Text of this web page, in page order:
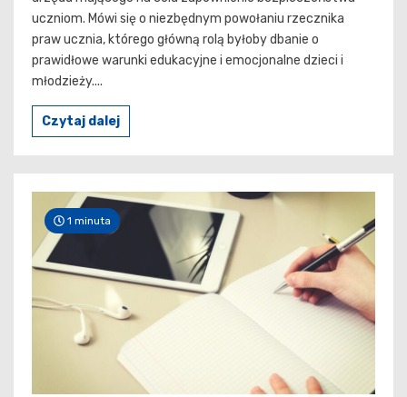
uczniom. Mówi się o niezbędnym powołaniu rzecznika
praw ucznia, którego główną rolą byłoby dbanie o
prawidłowe warunki edukacyjne i emocjonalne dzieci i
młodzieży....
Czytaj dalej
1 minuta